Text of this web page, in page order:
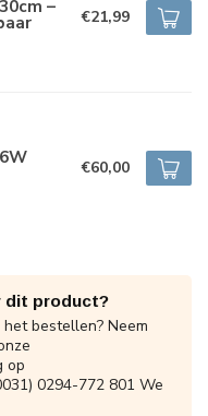
– €21,99
€60,00
dit product?
bestellen? Neem
op
0294-772 801 We